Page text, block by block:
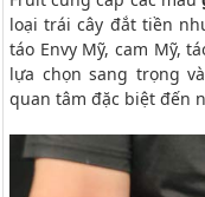
loại trái cây đắt tiền
táo Envy Mỹ, cam Mỹ,
lựa chọn sang trọng
quan tâm đặc biệt đến